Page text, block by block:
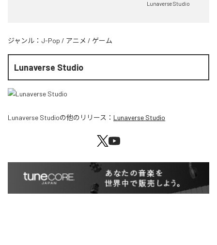
Lunaverse Studio
ジャンル： J-Pop / アニメ / ゲーム
Lunaverse Studio
Lunaverse Studioの他のリリース： Lunaverse Studio